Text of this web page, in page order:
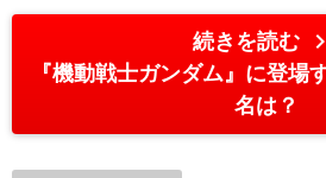
続きを読む chevron_right
『機動戦士ガンダム』に登場
名は？